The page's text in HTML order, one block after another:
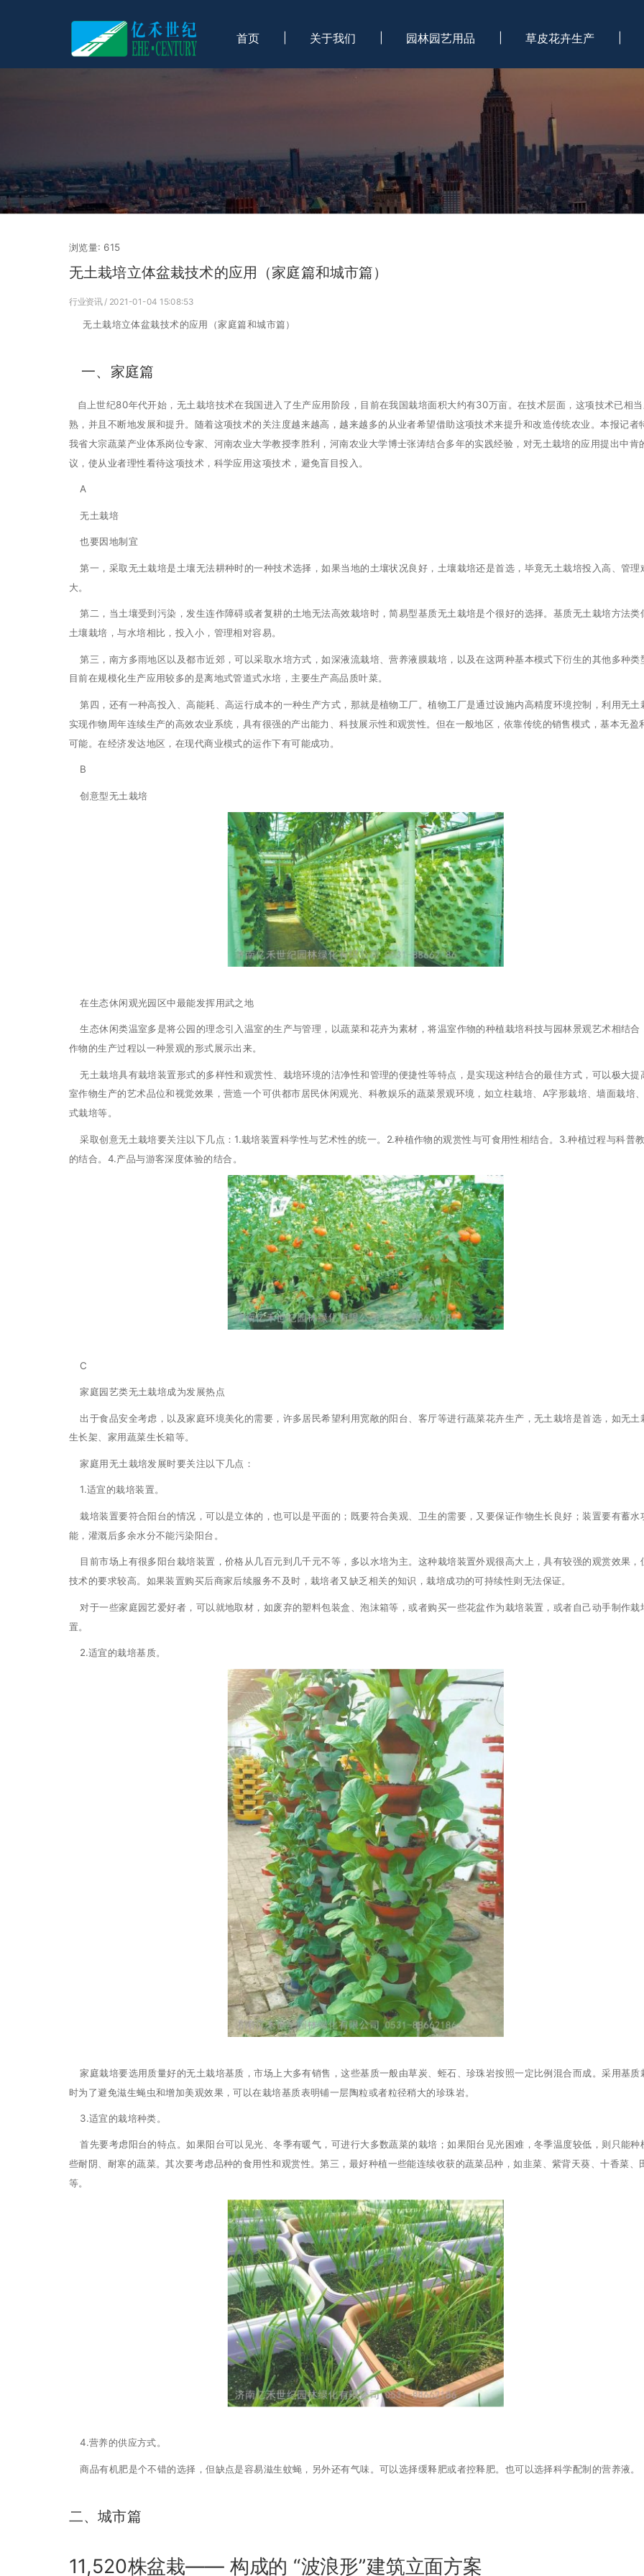
首页 关于我们 园林园艺用品 草皮花卉生产
浏览量: 615
无土栽培立体盆栽技术的应用（家庭篇和城市篇）
行业资讯/ 2021-01-04 15:08:53
无土栽培立体盆栽技术的应用（家庭篇和城市篇）
一、家庭篇
自上世纪80年代开始，无土栽培技术在我国进入了生产应用阶段，目前在我国栽培面积大约有30万亩。在技术层面，这项技术已相
熟，并且不断地发展和提升。随着这项技术的关注度越来越高，越来越多的从业者希望借助这项技术来提升和改造传统农业。本报记者
我省大宗蔬菜产业体系岗位专家、河南农业大学教授李胜利，河南农业大学博士张涛结合多年的实践经验，对无土栽培的应用提出中肯
议，使从业者理性看待这项技术，科学应用这项技术，避免盲目投入。
A
无土栽培
也要因地制宜
第一，采取无土栽培是土壤无法耕种时的一种技术选择，如果当地的土壤状况良好，土壤栽培还是首选，毕竟无土栽培投入高、管理
大。
第二，当土壤受到污染，发生连作障碍或者复耕的土地无法高效栽培时，简易型基质无土栽培是个很好的选择。基质无土栽培方法类
土壤栽培，与水培相比，投入小，管理相对容易。
第三，南方多雨地区以及都市近郊，可以采取水培方式，如深液流栽培、营养液膜栽培，以及在这两种基本模式下衍生的其他多种类
目前在规模化生产应用较多的是离地式管道式水培，主要生产高品质叶菜。
第四，还有一种高投入、高能耗、高运行成本的一种生产方式，那就是植物工厂。植物工厂是通过设施内高精度环境控制，利用无土
实现作物周年连续生产的高效农业系统，具有很强的产出能力、科技展示性和观赏性。但在一般地区，依靠传统的销售模式，基本无盈
可能。在经济发达地区，在现代商业模式的运作下有可能成功。
B
创意型无土栽培
在生态休闲观光园区中最能发挥用武之地
生态休闲类温室多是将公园的理念引入温室的生产与管理，以蔬菜和花卉为素材，将温室作物的种植栽培科技与园林景观艺术相结合
作物的生产过程以一种景观的形式展示出来。
无土栽培具有栽培装置形式的多样性和观赏性、栽培环境的洁净性和管理的便捷性等特点，是实现这种结合的最佳方式，可以极大提
室作物生产的艺术品位和视觉效果，营造一个可供都市居民休闲观光、科教娱乐的蔬菜景观环境，如立柱栽培、A字形栽培、墙面栽培
式栽培等。
采取创意无土栽培要关注以下几点：1.栽培装置科学性与艺术性的统一。2.种植作物的观赏性与可食用性相结合。3.种植过程与科普
的结合。4.产品与游客深度体验的结合。
C
家庭园艺类无土栽培成为发展热点
出于食品安全考虑，以及家庭环境美化的需要，许多居民希望利用宽敞的阳台、客厅等进行蔬菜花卉生产，无土栽培是首选，如无土
生长架、家用蔬菜生长箱等。
家庭用无土栽培发展时要关注以下几点：
1.适宜的栽培装置。
栽培装置要符合阳台的情况，可以是立体的，也可以是平面的；既要符合美观、卫生的需要，又要保证作物生长良好；装置要有蓄水
能，灌溉后多余水分不能污染阳台。
目前市场上有很多阳台栽培装置，价格从几百元到几千元不等，多以水培为主。这种栽培装置外观很高大上，具有较强的观赏效果，
技术的要求较高。如果装置购买后商家后续服务不及时，栽培者又缺乏相关的知识，栽培成功的可持续性则无法保证。
对于一些家庭园艺爱好者，可以就地取材，如废弃的塑料包装盒、泡沫箱等，或者购买一些花盆作为栽培装置，或者自己动手制作栽
置。
2.适宜的栽培基质。
家庭栽培要选用质量好的无土栽培基质，市场上大多有销售，这些基质一般由草炭、蛭石、珍珠岩按照一定比例混合而成。采用基质
时为了避免滋生蝇虫和增加美观效果，可以在栽培基质表明铺一层陶粒或者粒径稍大的珍珠岩。
3.适宜的栽培种类。
首先要考虑阳台的特点。如果阳台可以见光、冬季有暖气，可进行大多数蔬菜的栽培；如果阳台见光困难，冬季温度较低，则只能种
些耐阴、耐寒的蔬菜。其次要考虑品种的食用性和观赏性。第三，最好种植一些能连续收获的蔬菜品种，如韭菜、紫背天葵、十香菜、
等。
4.营养的供应方式。
商品有机肥是个不错的选择，但缺点是容易滋生蚊蝇，另外还有气味。可以选择缓释肥或者控释肥。也可以选择科学配制的营养液。
二、城市篇
11,520株盆栽—— 构成的 “波浪形”建筑立面方案